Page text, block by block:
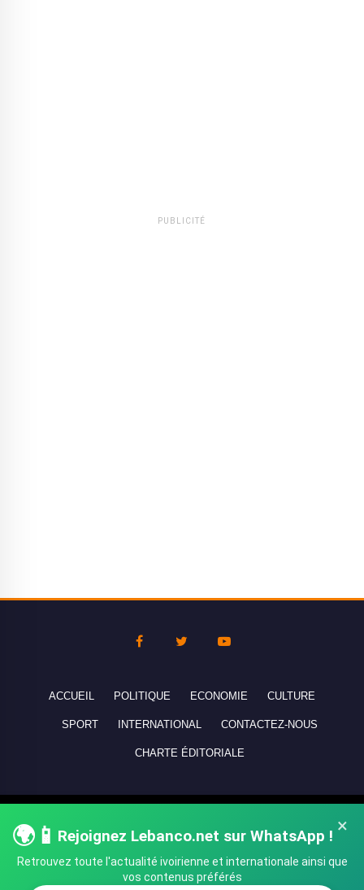
PUBLICITÉ
×
🌍📱 Rejoignez Lebanco.net sur WhatsApp !
Retrouvez toute l'actualité ivoirienne et internationale ainsi que
vos contenus préférés
ACCUEIL POLITIQUE ECONOMIE CULTURE
SPORT INTERNATIONAL CONTACTEZ-NOUS
CHARTE ÉDITORIALE
réservés - All rights reserved.